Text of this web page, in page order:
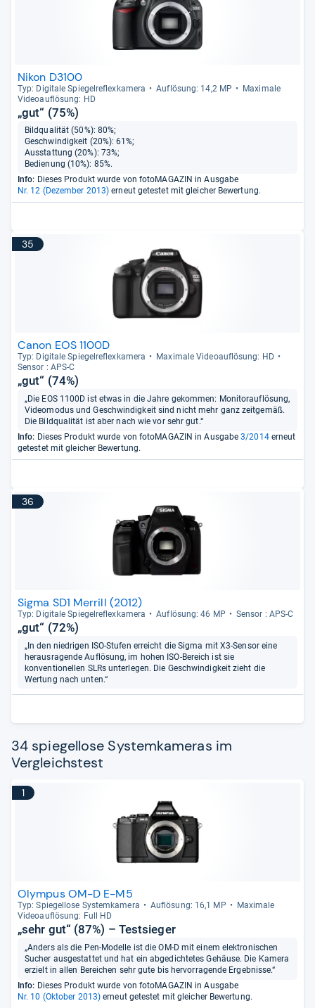
Nikon D3100
Typ: Digi­tale Spie­gel­re­flex­ka­mera Auf­lö­sung: 14,2 MP
Maxi­male
Videoauf­lö­sung: HD
„gut“ (75%)
Bildqualität (50%): 80%;
Geschwindigkeit (20%): 61%;
Ausstattung (20%): 73%;
Bedienung (10%): 85%.
Info: Dieses Produkt wurde von fotoMAGAZIN in Ausgabe
Nr. 12 (Dezember 2013) erneut getestet mit gleicher Bewertung.
35
Canon EOS 1100D
Typ: Digi­tale Spie­gel­re­flex­ka­mera
Maxi­male Videoauf­lö­sung: HD
Sen­sor : APS-​C
„gut“ (74%)
„Die EOS 1100D ist etwas in die Jahre gekommen: Monitorauflösung,
Videomodus und Geschwindigkeit sind nicht mehr ganz zeitgemäß.
Die Bildqualität ist aber nach wie vor sehr gut.“
Info: Dieses Produkt wurde von fotoMAGAZIN in Ausgabe3/2014erneut
getestet mit gleicher Bewertung.
36
Sigma SD1 Merrill (2012)
Typ: Digi­tale Spie­gel­re­flex­ka­mera Auf­lö­sung: 46 MP Sen­sor : APS-​C
„gut“ (72%)
„In den niedrigen ISO-Stufen erreicht die Sigma mit X3-Sensor eine
herausragende Auflösung, im hohen ISO-Bereich ist sie
konventionellen SLRs unterlegen. Die Geschwindigkeit zieht die
Wertung nach unten.“
34 spiegellose Systemkameras im
Vergleichstest
1
Olympus OM-D E-M5
Typ: Spie­gel­lose Sys­tem­ka­mera Auf­lö­sung: 16,1 MP
Maxi­male
Videoauf­lö­sung: Full HD
„sehr gut“ (87%) – Testsieger
„Anders als die Pen-Modelle ist die OM-D mit einem elektronischen
Sucher ausgestattet und hat ein abgedichtetes Gehäuse. Die Kamera
erzielt in allen Bereichen sehr gute bis hervorragende Ergebnisse.“
Info: Dieses Produkt wurde von fotoMAGAZIN in Ausgabe
Nr. 10 (Oktober 2013) erneut getestet mit gleicher Bewertung.